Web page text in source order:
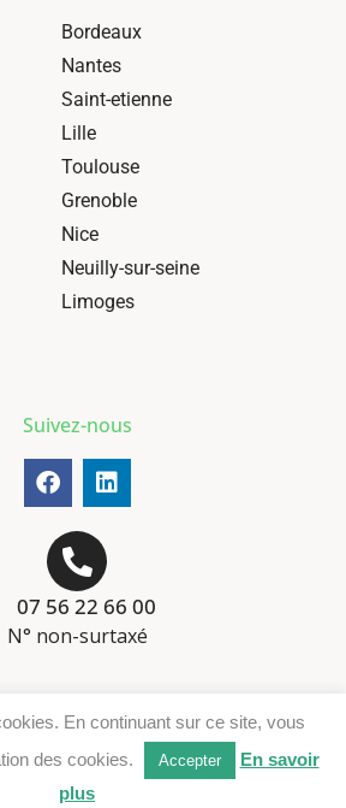
Bordeaux
Nantes
Saint-etienne
Lille
Toulouse
Grenoble
Nice
Neuilly-sur-seine
Limoges
Suivez-nous
07 56 22 66 00
N° non-surtaxé
DER
En continuant sur ce site, vous
des cookies.
Accepter
En savoir
plus